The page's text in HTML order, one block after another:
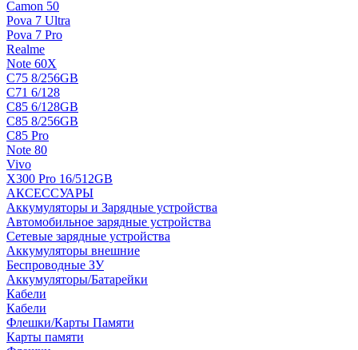
Camon 50
Pova 7 Ultra
Pova 7 Pro
Realme
Note 60X
C75 8/256GB
C71 6/128
C85 6/128GB
C85 8/256GB
C85 Pro
Note 80
Vivo
X300 Pro 16/512GB
АКСЕССУАРЫ
Аккумуляторы и Зарядные устройства
Автомобильное зарядные устройства
Сетевые зарядные устройства
Аккумуляторы внешние
Беспроводные ЗУ
Аккумуляторы/Батарейки
Кабели
Кабели
Флешки/Карты Памяти
Карты памяти